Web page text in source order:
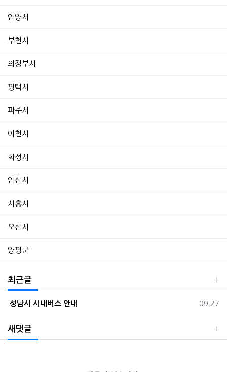
안양시
부천시
의정부시
평택시
파주시
이천시
화성시
안산시
시흥시
오산시
양평군
최근글
등록일
09.27
성남시 시내버스 안내
새댓글